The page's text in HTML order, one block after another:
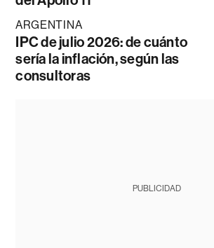
ARGENTINA
IPC de julio 2026: de cuánto
sería la inflación, según las
consultoras
PUBLICIDAD